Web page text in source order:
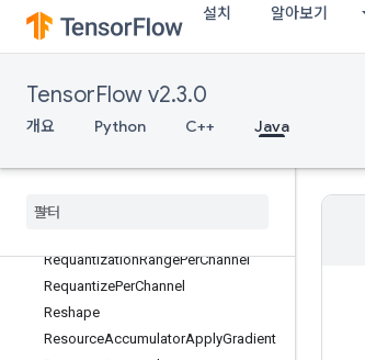
설치 알아보기
TensorFlow v2.3.0
개요 Python C++ Java
RefEnter
RefExit
RefMerge
RefNextIteration
Register
RequantizationRangePerChannel
RequantizePerChannel
Reshape
ResourceAccumulatorApplyGradient